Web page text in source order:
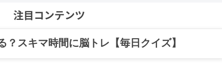
注目コンテンツ
旅行記……全部、読めます。